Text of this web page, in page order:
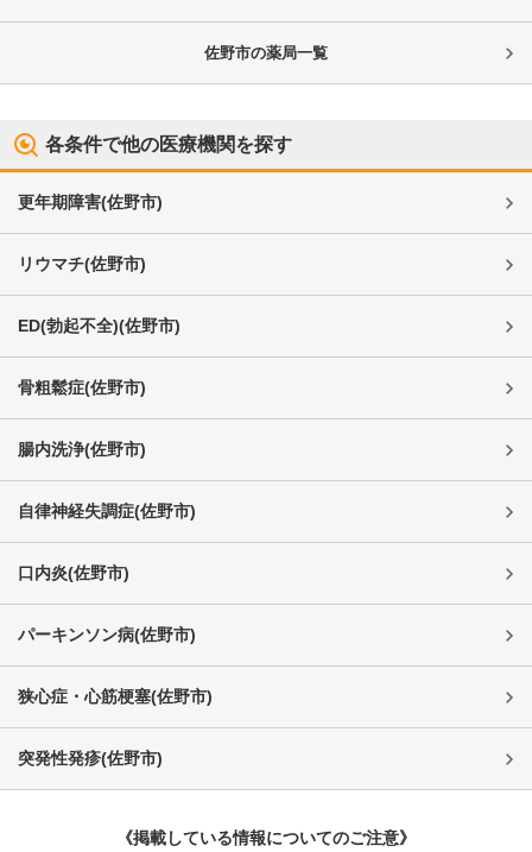
佐野市の薬局一覧
各条件で他の医療機関を探す
更年期障害(佐野市)
リウマチ(佐野市)
ED(勃起不全)(佐野市)
骨粗鬆症(佐野市)
腸内洗浄(佐野市)
自律神経失調症(佐野市)
口内炎(佐野市)
パーキンソン病(佐野市)
狭心症・心筋梗塞(佐野市)
突発性発疹(佐野市)
《掲載している情報についてのご注意》